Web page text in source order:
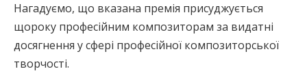
Нагадуємо, що вказана премія присуджується
щороку професійним композиторам за видатні
досягнення у сфері професійної композиторської
творчості.